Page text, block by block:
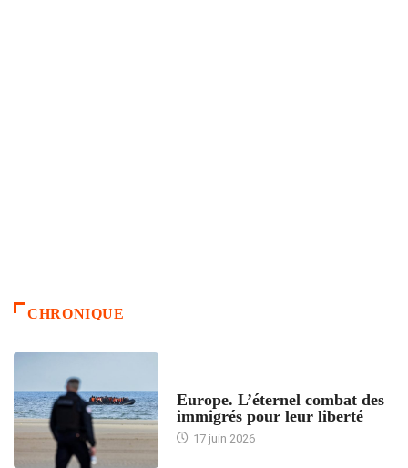
CHRONIQUE
Europe. L’éternel combat des
immigrés pour leur liberté
17 juin 2026